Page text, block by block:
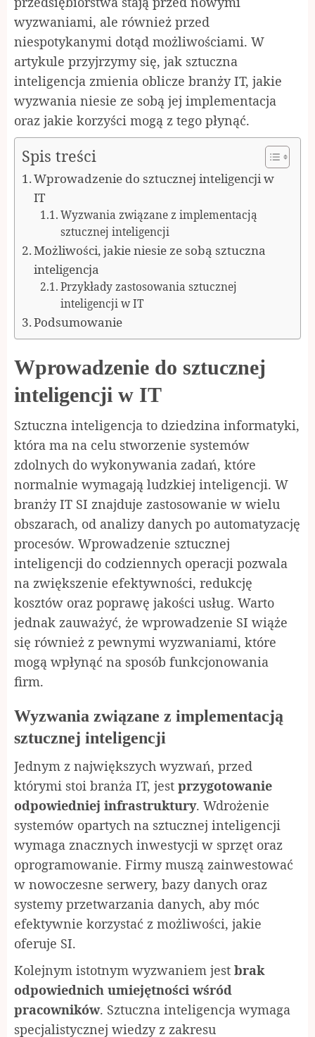
wyzwaniami, ale również przed
niespotykanymi dotąd możliwościami. W
artykule przyjrzymy się, jak sztuczna
inteligencja zmienia oblicze branży IT, jakie
wyzwania niesie ze sobą jej implementacja
oraz jakie korzyści mogą z tego płynąć.
Spis treści
Wprowadzenie do sztucznej inteligencji w
IT
Wyzwania związane z implementacją
sztucznej inteligencji
Możliwości, jakie niesie ze sobą sztuczna
inteligencja
Przykłady zastosowania sztucznej
inteligencji w IT
Podsumowanie
Wprowadzenie do sztucznej
inteligencji w IT
Sztuczna inteligencja to dziedzina informatyki,
która ma na celu stworzenie systemów
zdolnych do wykonywania zadań, które
normalnie wymagają ludzkiej inteligencji. W
branży IT SI znajduje zastosowanie w wielu
obszarach, od analizy danych po automatyzację
procesów. Wprowadzenie sztucznej
inteligencji do codziennych operacji pozwala
na zwiększenie efektywności, redukcję
kosztów oraz poprawę jakości usług. Warto
jednak zauważyć, że wprowadzenie SI wiąże
się również z pewnymi wyzwaniami, które
mogą wpłynąć na sposób funkcjonowania
firm.
Wyzwania związane z implementacją
sztucznej inteligencji
Jednym z największych wyzwań, przed
którymi stoi branża IT, jest przygotowanie
odpowiedniej infrastruktury. Wdrożenie
systemów opartych na sztucznej inteligencji
wymaga znacznych inwestycji w sprzęt oraz
oprogramowanie. Firmy muszą zainwestować
w nowoczesne serwery, bazy danych oraz
systemy przetwarzania danych, aby móc
efektywnie korzystać z możliwości, jakie
oferuje SI.
Kolejnym istotnym wyzwaniem jest brak
odpowiednich umiejętności wśród
pracowników. Sztuczna inteligencja wymaga
specjalistycznej wiedzy z zakresu